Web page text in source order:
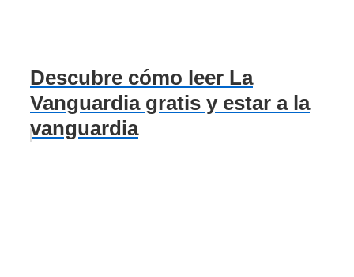
Descubre cómo leer La
Vanguardia gratis y estar a la
vanguardia